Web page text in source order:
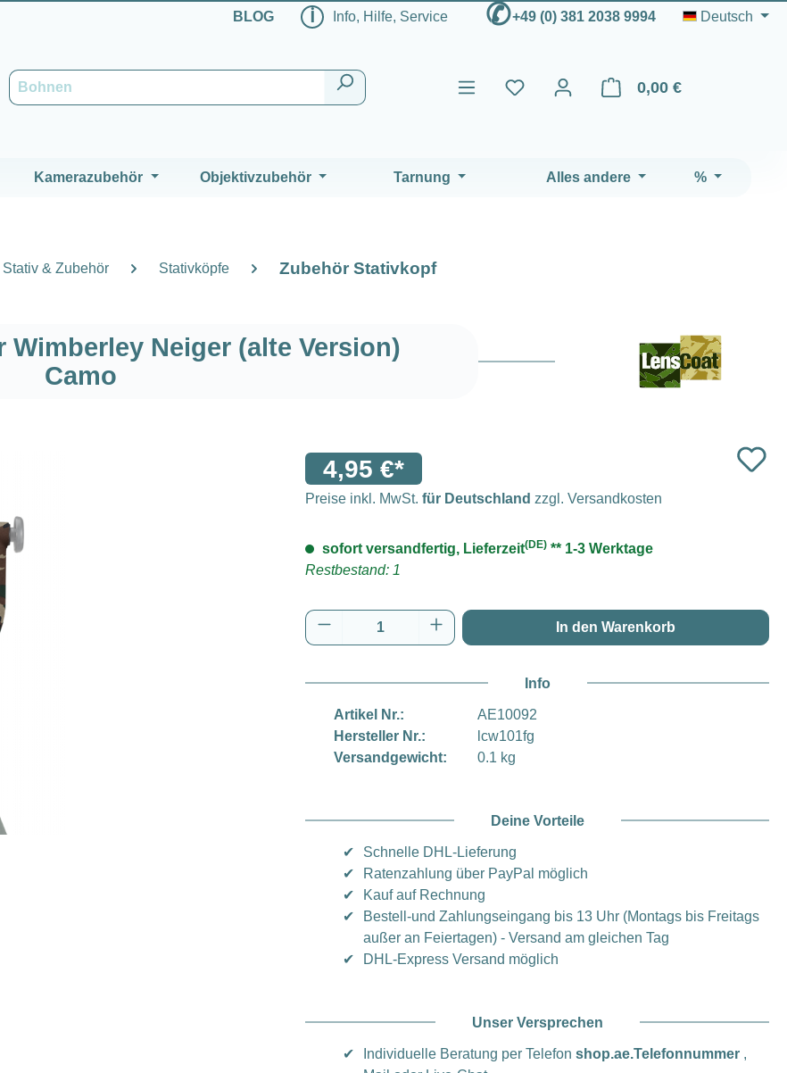
BLOG ℹ Info, Hilfe, Service ✆+49 (0) 381 2038 9994 Deutsch
0,00 €
Warenkorb enthält 0
Kamerazubehör Objektivzubehör Tarnung Alles andere %
Stativ & Zubehör Stativköpfe Zubehör Stativkopf
Wimberley Neiger (alte Version)
Camo
4,95 €*
Preise inkl. MwSt. für Deutschland zzgl. Versandkosten
sofort versandfertig, Lieferzeit(DE) ** 1-3 Werktage
Restbestand: 1
Produkt Anzahl: Gib den gewünschten Wert ein
In den Warenkorb
Info
Artikel Nr.:
AE10092
Hersteller Nr.:
lcw101fg
Versandgewicht:
0.1 kg
Deine Vorteile
✔
Schnelle DHL-Lieferung
✔
Ratenzahlung über PayPal möglich
✔
Kauf auf Rechnung
✔
Bestell-und Zahlungseingang bis 13 Uhr (Montags bis Freitags
außer an Feiertagen) - Versand am gleichen Tag
✔
DHL-Express Versand möglich
Unser Versprechen
✔ Individuelle Beratung per Telefon shop.ae.Telefonnummer ,